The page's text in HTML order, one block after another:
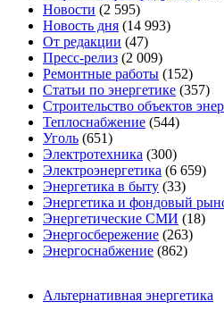
Новости (2 595)
Новость дня (14 993)
От редакции (47)
Пресс-релиз (2 009)
Ремонтные работы (152)
Статьи по энергетике (357)
Строительство объектов
Теплоснабжение (544)
Уголь (651)
Электротехника (300)
Электроэнергетика (6 659)
Энергетика в быту (33)
Энергетика и фондовый
Энергетические СМИ (18)
Энергосбережение (263)
Энергоснабжение (862)
Альтернативная энергетика